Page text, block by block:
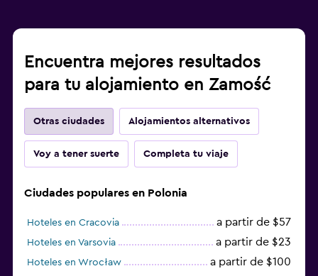
Encuentra mejores resultados
para tu alojamiento en Zamość
Otras ciudades Alojamientos alternativos
Voy a tener suerte Completa tu viaje
Ciudades populares en Polonia
Hoteles en Cracovia a partir de $57
Hoteles en Varsovia a partir de $23
Hoteles en Wrocław a partir de $100